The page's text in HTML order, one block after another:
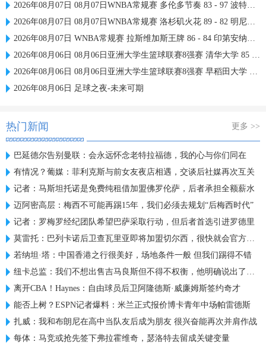
2026年08月07日 08月07日WNBA常规赛 多伦多节奏 83 - 97 波特兰火焰 集锦
2026年08月07日 08月07日WNBA常规赛 洛杉矶火花 89 - 82 明尼苏达山猫 全场集锦
2026年08月07日 WNBA常规赛 拉斯维加斯王牌 86 - 84 印第安纳狂热 全场集锦
2026年08月06日 08月06日亚洲大学生篮球联赛8强赛 清华大学 85 - 81 菲律宾大学 集锦
2026年08月06日 08月06日亚洲大学生篮球联赛8强赛 早稻田大学 78 - 71 高丽大学 集锦
2026年08月06日 足球之夜-未来可期
热门新闻 更多 >>
巴延德尔告别曼联：会永远怀念老特拉福德，我的心与你们同在
有情况？葡媒：菲利克斯与前女友夜店相遇，交谈后社媒再次互关
记者：马斯坦托诺是免费纯租借加盟佛罗伦萨，后者承担全额薪水
迈阿密高层：梅西不可能再踢15年，我们必须去规划“后梅西时代”
记者：罗梅罗经纪团队希望巴萨采取行动，但后者首选引进罗德里
莫雷托：巴列卡诺后卫查瓦里亚即将加盟切尔西，很快就会官方宣布
若纳坦·塔：中国香港之行很美好，场地条件一般 但我们踢得不错
纽卡总监：我们不想出售吉马良斯但不得不权衡，他明确说出了意愿
离开CBA！Haynes：自由球员后卫阿隆德斯·威廉姆斯签约奇才
能否上树？ESPN记者爆料：米兰正式报价博卡青年中场帕雷德斯
扎威：我和布朗尼在高中当队友后成为朋友 很兴奋能再次并肩作战
每体：马竞或抢先签下弗拉霍维奇，瑟洛特去留成关键变量